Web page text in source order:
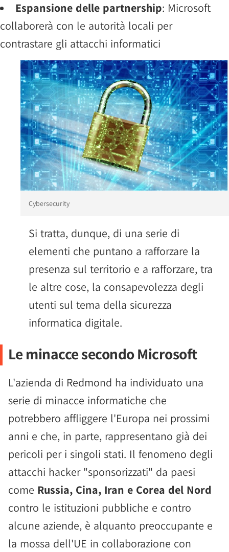
Espansione delle partnership: Microsoft
collaborerà con le autorità locali per
contrastare gli attacchi informatici
Cybersecurity
Si tratta, dunque, di una serie di
elementi che puntano a rafforzare la
presenza sul territorio e a rafforzare, tra
le altre cose, la consapevolezza degli
utenti sul tema della sicurezza
informatica digitale.
Le minacce secondo Microsoft
L'azienda di Redmond ha individuato una
serie di minacce informatiche che
potrebbero affliggere l'Europa nei prossimi
anni e che, in parte, rappresentano già dei
pericoli per i singoli stati. Il fenomeno degli
attacchi hacker "sponsorizzati" da paesi
come Russia, Cina, Iran e Corea del Nord
contro le istituzioni pubbliche e contro
alcune aziende, è alquanto preoccupante e
la mossa dell'UE in collaborazione con